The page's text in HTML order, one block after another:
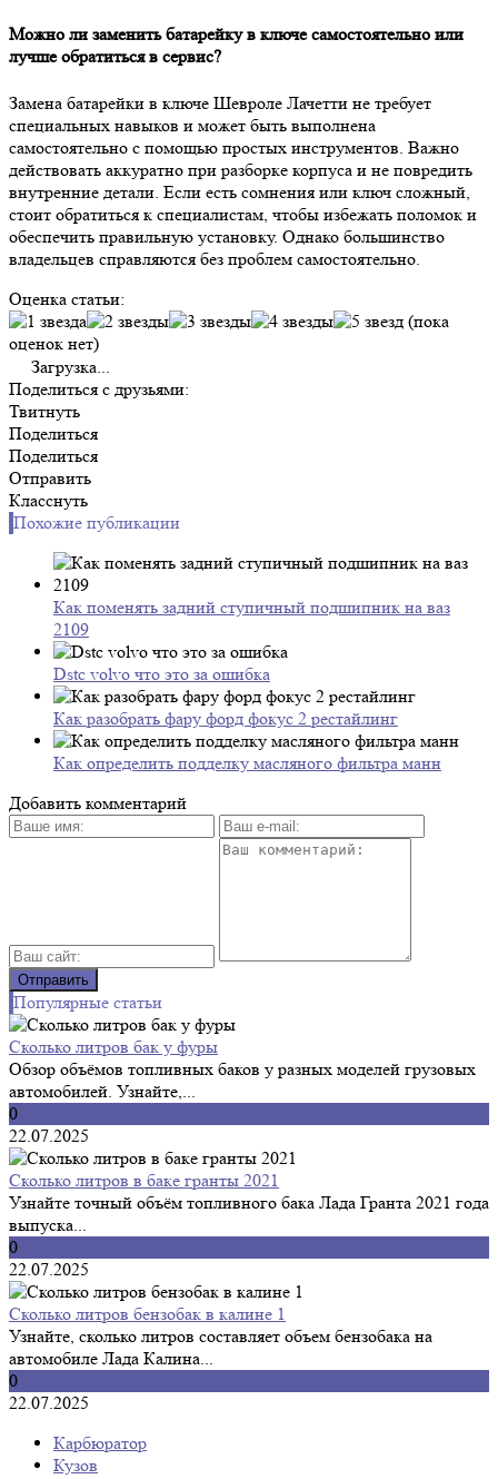
Можно ли заменить батарейку в ключе самостоятельно или
лучше обратиться в сервис?
Замена батарейки в ключе Шевроле Лачетти не требует
специальных навыков и может быть выполнена
самостоятельно с помощью простых инструментов. Важно
действовать аккуратно при разборке корпуса и не повредить
внутренние детали. Если есть сомнения или ключ сложный,
стоит обратиться к специалистам, чтобы избежать поломок и
обеспечить правильную установку. Однако большинство
владельцев справляются без проблем самостоятельно.
Оценка статьи:
(пока
оценок нет)
Загрузка...
Поделиться с друзьями:
Твитнуть
Поделиться
Поделиться
Отправить
Класснуть
Похожие публикации
Как поменять задний ступичный подшипник на ваз
2109
Dstc volvo что это за ошибка
Как разобрать фару форд фокус 2 рестайлинг
Как определить подделку масляного фильтра манн
Добавить комментарий
Популярные статьи
Сколько литров бак у фуры
Обзор объёмов топливных баков у разных моделей грузовых
автомобилей. Узнайте,...
0
22.07.2025
Сколько литров в баке гранты 2021
Узнайте точный объём топливного бака Лада Гранта 2021 года
выпуска...
0
22.07.2025
Сколько литров бензобак в калине 1
Узнайте, сколько литров составляет объем бензобака на
автомобиле Лада Калина...
0
22.07.2025
Карбюратор
Кузов